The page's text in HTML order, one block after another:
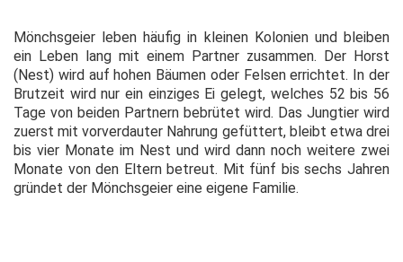
Mönchsgeier leben häufig in kleinen Kolonien und bleiben
ein Leben lang mit einem Partner zusammen. Der Horst
(Nest) wird auf hohen Bäumen oder Felsen errichtet. In der
Brutzeit wird nur ein einziges Ei gelegt, welches 52 bis 56
Tage von beiden Partnern bebrütet wird. Das Jungtier wird
zuerst mit vorverdauter Nahrung gefüttert, bleibt etwa drei
bis vier Monate im Nest und wird dann noch weitere zwei
Monate von den Eltern betreut. Mit fünf bis sechs Jahren
gründet der Mönchsgeier eine eigene Familie.